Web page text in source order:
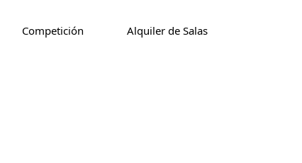
Competición Alquiler de Salas